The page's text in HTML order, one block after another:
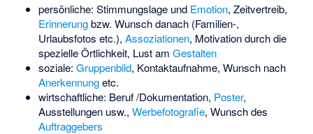
persönliche: Stimmungslage und Emotion, Zeitvertreib,
Erinnerungbzw. Wunsch danach (Familien-,
Urlaubsfotos etc.), Assoziationen, Motivation durch die
spezielle Örtlichkeit, Lust am Gestalten
soziale: Gruppenbild, Kontaktaufnahme, Wunsch nach
Anerkennungetc.
wirtschaftliche: Beruf /Dokumentation, Poster,
Ausstellungen usw., Werbefotografie, Wunsch des
Auftraggebers